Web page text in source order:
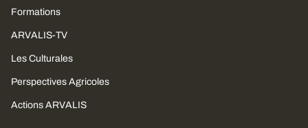
Formations
ARVALIS-TV
Les Culturales
Perspectives Agricoles
Actions ARVALIS